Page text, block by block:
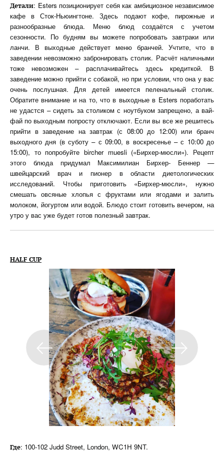
Детали: Esters позиционирует себя как амбициозное независимое
кафе в Сток-Ньюингтоне. Здесь подают кофе, пирожные и
разнообразные блюда. Меню блюд создаётся с учетом
сезонности. По будням вы можете попробовать завтраки или
ланчи. В выходные действует меню бранчей. Учтите, что в
заведении невозможно забронировать столик. Расчёт наличными
тоже невозможен – расплачивайтесь здесь кредиткой. В
заведение можно прийти с собакой, но при условии, что она у вас
очень послушная. Для детей имеется пеленальный столик.
Обратите внимание и на то, что в выходные в Esters поработать
не удастся – сидеть за столиком с ноутбуком запрещено, а вай-
фай по выходным попросту отключают. Если вы все же решитесь
прийти в заведение на завтрак (с 08:00 до 12:00) или бранч
выходного дня (в суботу – с 09:00, в воскресенье – с 10:00 до
15:00), то попробуйте bircher muesli («Бирхер-мюсли»). Рецепт
этого блюда придумал Максимилиан Бирхер- Беннер —
швейцарский врач и пионер в области диетологических
исследований. Чтобы приготовить «Бирхер-мюсли», нужно
смешать овсяные хлопья с фруктами или ягодами и залить
молоком, йогуртом или водой. Блюдо стоит готовить вечером, на
утро у вас уже будет готов полезный завтрак.
HALF CUP
Где: 100-102 Judd Street, London, WC1H 9NT.